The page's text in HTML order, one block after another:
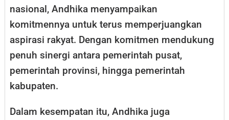
nasional, Andhika menyampaikan
komitmennya untuk terus memperjuangkan
aspirasi rakyat. Dengan komitmen mendukung
penuh sinergi antara pemerintah pusat,
pemerintah provinsi, hingga pemerintah
kabupaten.
Dalam kesempatan itu, Andhika juga